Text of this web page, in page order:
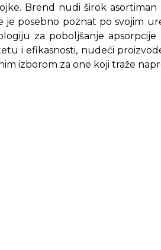
Brend nudi širok
je posebno poznat po svojim
za poboljšanje
i efikasnosti, nudeći
izborom za one koji traže